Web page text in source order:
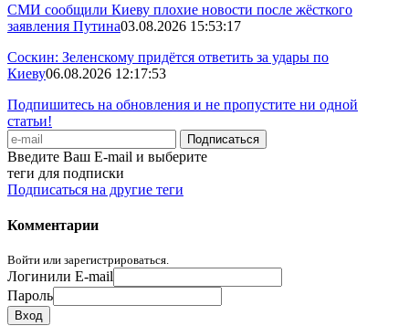
СМИ сообщили Киеву плохие новости после жёсткого
заявления Путина03.08.2026 15:53:17
Соскин: Зеленскому придётся ответить за удары по
Киеву06.08.2026 12:17:53
Подпишитесь на обновления и не пропустите ни одной
статьи!
Введите Ваш E-mail и выберите
теги для подписки
Подписаться на другие теги
Комментарии
Войти или зарегистрироваться.
Логинили E-mail
Пароль